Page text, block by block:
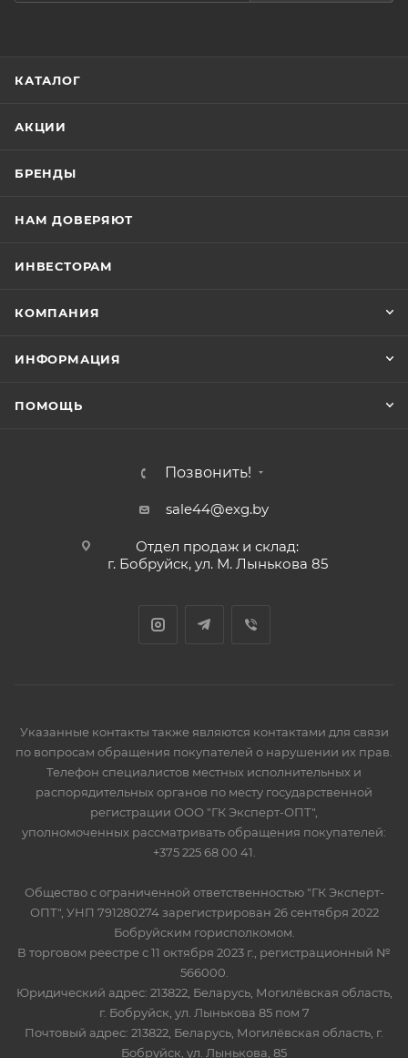
КАТАЛОГ
АКЦИИ
БРЕНДЫ
НАМ ДОВЕРЯЮТ
ИНВЕСТОРАМ
КОМПАНИЯ
ИНФОРМАЦИЯ
ПОМОЩЬ
Позвонить!
sale44@exg.by
Отдел продаж и склад:
г. Бобруйск, ул. М. Лынькова 85
Указанные контакты также являются контактами для связи
по вопросам обращения покупателей о нарушении их прав.
Телефон специалистов местных исполнительных и
распорядительных органов по месту государственной
регистрации ООО "ГК Эксперт-ОПТ",
уполномоченных рассматривать обращения покупателей:
+375 225 68 00 41.
Общество с ограниченной ответственностью "ГК Эксперт-
ОПТ", УНП 791280274 зарегистрирован 26 сентября 2022
Бобруйским горисполкомом.
В торговом реестре с 11 октября 2023 г., регистрационный №
566000.
Юридический адрес: 213822, Беларусь, Могилёвская область,
г. Бобруйск, ул. Лынькова 85 пом 7
Почтовый адрес: 213822, Беларусь, Могилёвская область, г.
Бобруйск, ул. Лынькова, 85